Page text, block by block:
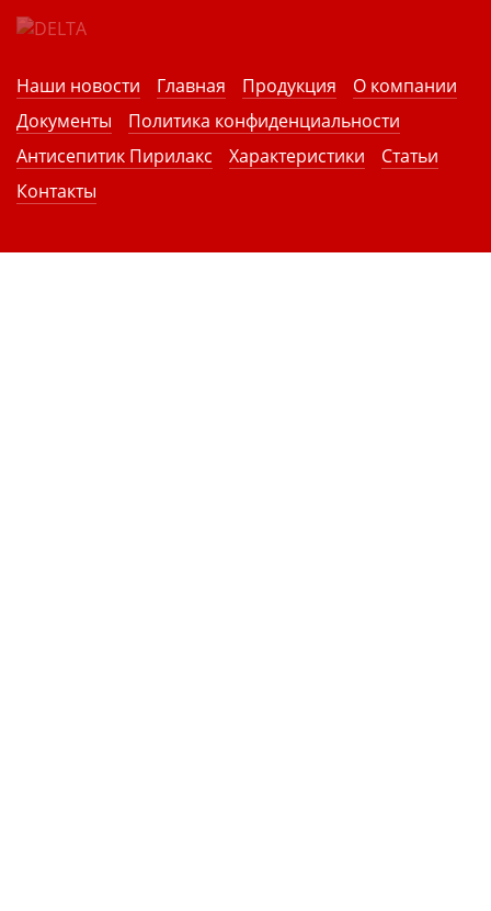
Наши новости Главная Продукция
О компании
Документы
Политика конфиденциальности
Антисепитик Пирилакс
Характеристики
Статьи
Контакты